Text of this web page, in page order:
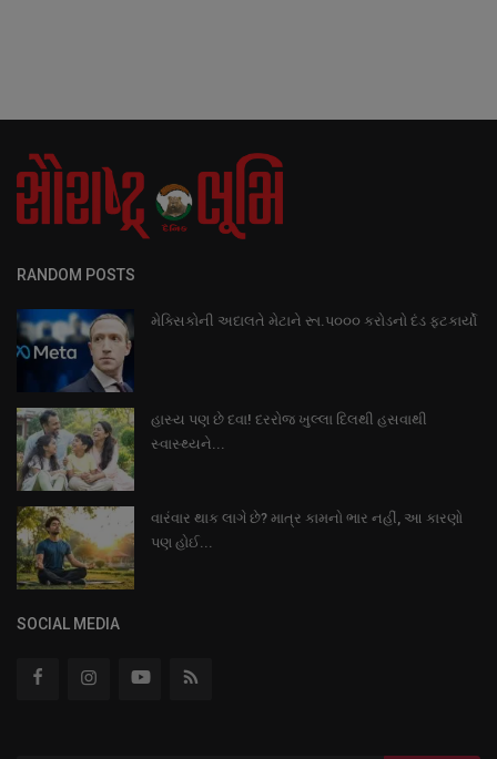
RANDOM POSTS
મેક્સિકોની અદાલતે મેટાને રૂા.પ૦૦૦ કરોડનો દંડ ફટકાર્યો
હાસ્ય પણ છે દવા! દરરોજ ખુલ્લા દિલથી હસવાથી
સ્વાસ્થ્યને...
વારંવાર થાક લાગે છે? માત્ર કામનો ભાર નહીં, આ કારણો
પણ હોઈ...
SOCIAL MEDIA